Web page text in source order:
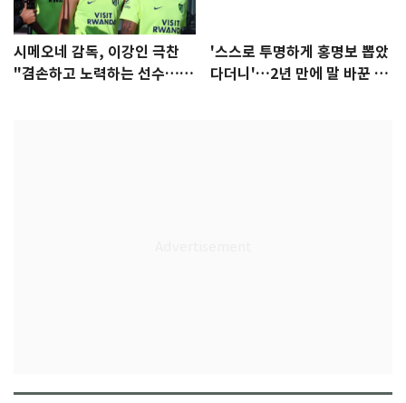
시메오네 감독, 이강인 극찬
"겸손하고 노력하는 선수…좋
'스스로 투명하게 홍명보 뽑았
다더니'…2년 만에 말 바꾼 이